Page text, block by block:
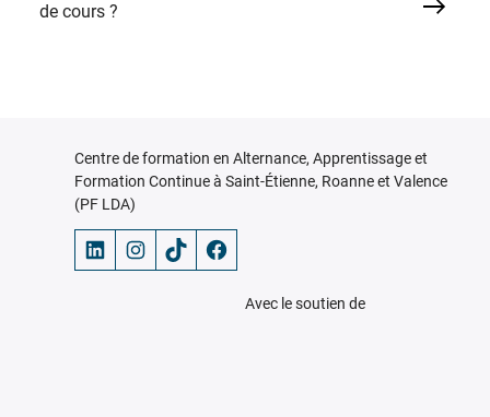
de cours ?
Centre de formation en Alternance, Apprentissage et
Formation Continue à Saint-Étienne, Roanne et Valence
(PF LDA)
LinkedIn Instagram TikTok Facebook
Avec le soutien de